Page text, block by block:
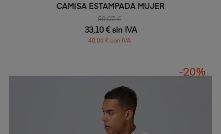
CAMISA ESTAMPADA MUJER
50,07 €
33,10 € sin IVA
40,06 € con IVA
-20%